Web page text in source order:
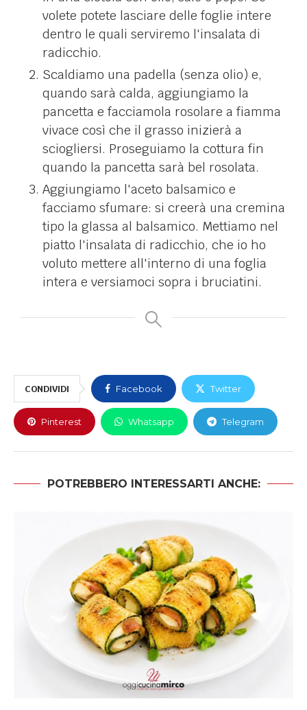
volete potete lasciare delle foglie intere
dentro le quali serviremo l'insalata di
radicchio.
Scaldiamo una padella (senza olio) e,
quando sarà calda, aggiungiamo la
pancetta e facciamola rosolare a fiamma
vivace così che il grasso inizierà a
sciogliersi. Proseguiamo la cottura fin
quando la pancetta sarà bel rosolata.
Aggiungiamo l'aceto balsamico e
facciamo sfumare: si creerà una cremina
tipo la glassa al balsamico. Mettiamo nel
piatto l'insalata di radicchio, che io ho
voluto mettere all'interno di una foglia
intera e versiamoci sopra i bruciatini.
CONDIVIDI Facebook Twitter
Pinterest Whatsapp Telegram
POTREBBERO INTERESSARTI ANCHE: